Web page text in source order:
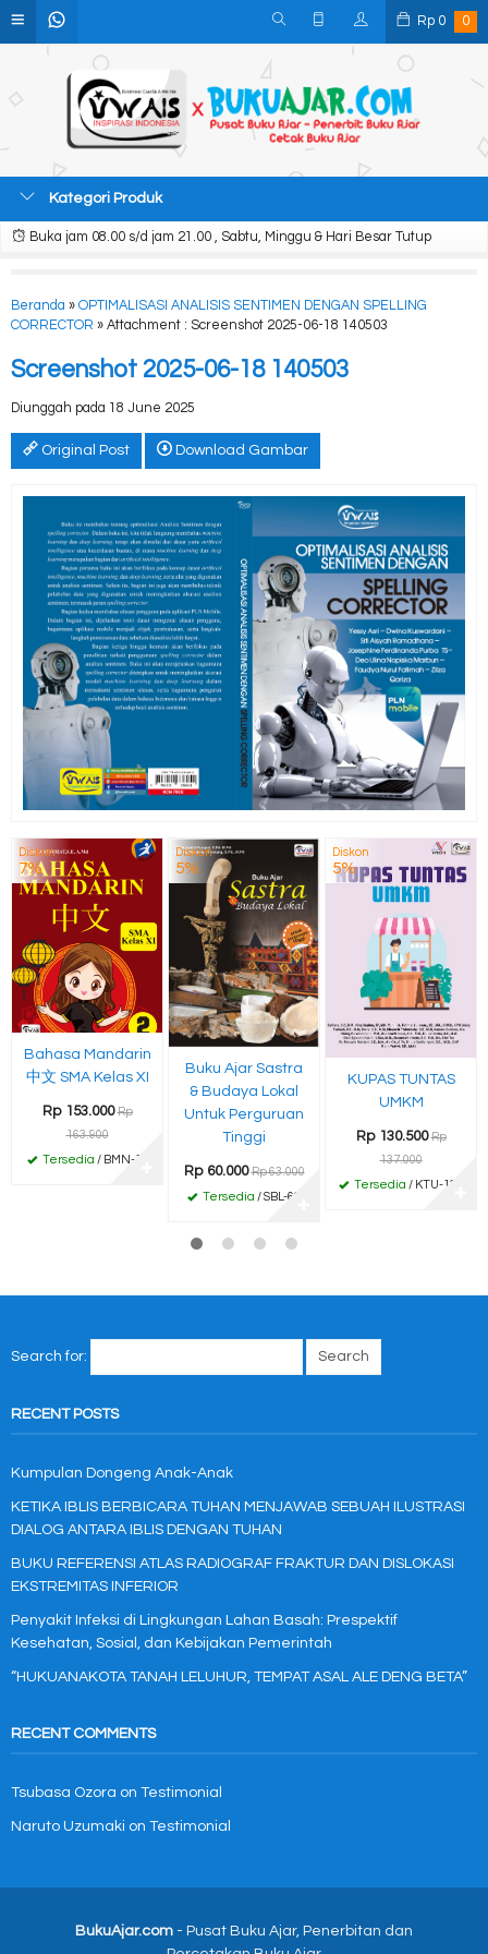
Rp 0 0
Kategori Produk
Buka jam 08.00 s/d jam 21.00 , Sabtu, Minggu & Hari Besar Tutup
Beranda » OPTIMALISASI ANALISIS SENTIMEN DENGAN SPELLING
CORRECTOR » Attachment : Screenshot 2025-06-18 140503
Screenshot 2025-06-18 140503
Diunggah pada 18 June 2025
Original Post Download Gambar
Diskon
7%
Bahasa Mandarin
中文 SMA Kelas XI
Rp 153.000 Rp
163.900
Tersedia / BMN-11
Diskon
5%
Buku Ajar Sastra
& Budaya Lokal
Untuk Perguruan
Tinggi
Rp 60.000 Rp 63.000
Tersedia / SBL-63
Diskon
5%
KUPAS TUNTAS
UMKM
Rp 130.500 Rp
137.000
Tersedia / KTU-130
Search for:
RECENT POSTS
Kumpulan Dongeng Anak-Anak
KETIKA IBLIS BERBICARA TUHAN MENJAWAB SEBUAH ILUSTRASI
DIALOG ANTARA IBLIS DENGAN TUHAN
BUKU REFERENSI ATLAS RADIOGRAF FRAKTUR DAN DISLOKASI
EKSTREMITAS INFERIOR
Penyakit Infeksi di Lingkungan Lahan Basah: Prespektif
Kesehatan, Sosial, dan Kebijakan Pemerintah
“HUKUANAKOTA TANAH LELUHUR, TEMPAT ASAL ALE DENG BETA”
RECENT COMMENTS
Tsubasa Ozora on Testimonial
Naruto Uzumaki on Testimonial
BukuAjar.com - Pusat Buku Ajar, Penerbitan dan